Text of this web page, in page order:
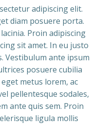
adipiscing elit.
diam posuere porta.
lacinia. Proin adipiscing
sit amet. In eu justo
Vestibulum ante ipsum
posuere cubilia
metus lorem, ac
pellentesque sodales,
ante quis sem. Proin
ligula mollis